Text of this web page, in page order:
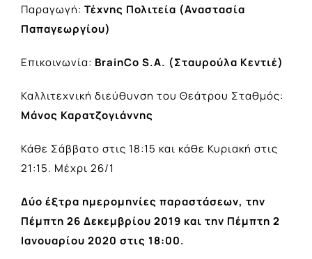
Παραγωγή: Τέχνης Πολιτεία (Αναστασία
Παπαγεωργίου)
Επικοινωνία: BrainCo S.A. (Σταυρούλα Κεντιέ)
Καλλιτεχνική διεύθυνση του Θεάτρου Σταθμός:
Μάνος Καρατζογιάννης
Κάθε Σάββατο στις 18:15 και κάθε Κυριακή στις
21:15. Μέχρι 26/1
Δύο έξτρα ημερομηνίες παραστάσεων, την
Πέμπτη 26 Δεκεμβρίου 2019 και την Πέμπτη 2
Ιανουαρίου 2020 στις 18:00.